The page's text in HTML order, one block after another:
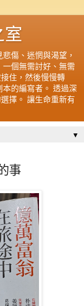
室
傷、迷惘與渴望，
個無需討好、無需
住，然後慢慢轉
的編寫者。 透過深
擇。 讓生命重新有
▼
事